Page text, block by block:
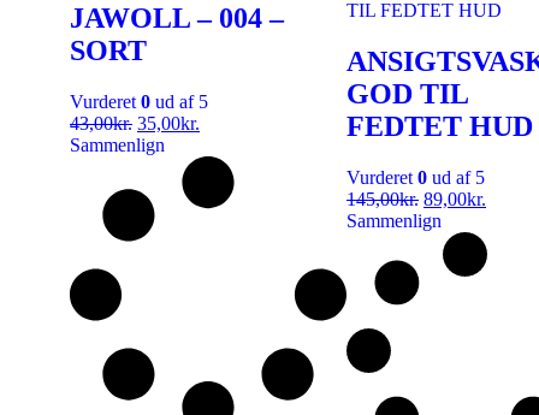
JAWOLL – 004 –
SORT
Vurderet 0 ud af 5
43,00kr. 35,00kr.
Sammenlign
GOD TIL
FEDTET HUD
Vurderet 0 ud af 5
145,00kr. 89,00kr.
Sammenlign